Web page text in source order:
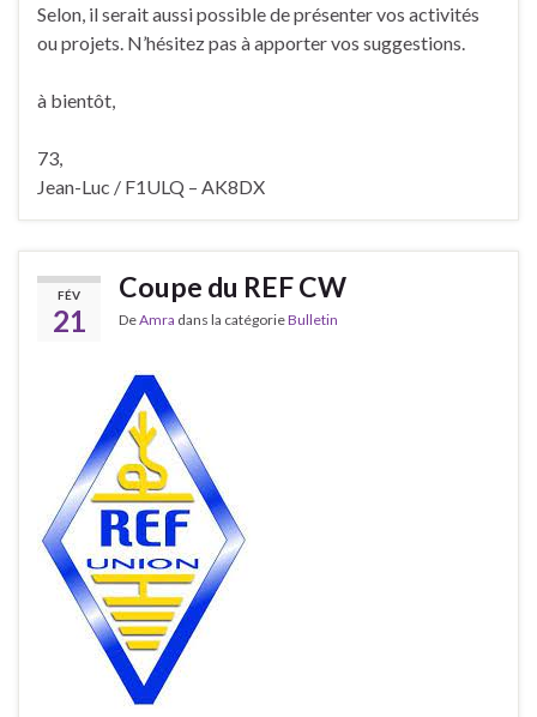
Selon, il serait aussi possible de présenter vos activités
ou projets. N’hésitez pas à apporter vos suggestions.
à bientôt,
73,
Jean-Luc / F1ULQ – AK8DX
FÉV
21
Coupe du REF CW
DeAmra dans la catégorieBulletin